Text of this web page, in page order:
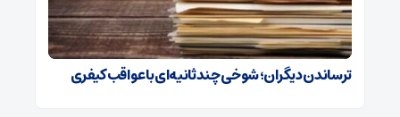
ترساندن دیگران؛ شوخی چندثانیه‌ای با عواقب کیفری